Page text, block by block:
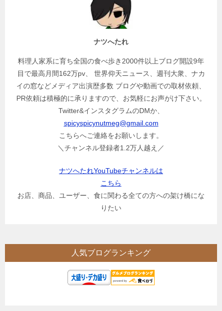
ナツへたれ
料理人家系に育ち全国の食べ歩き2000件以上ブログ開設9年
目で最高月間162万pv、 世界仰天ニュース、週刊大衆、ナカ
イの窓などメディア出演歴多数 ブログや動画での取材依頼、
PR依頼は積極的に承りますので、お気軽にお声がけ下さい。
Twitter&インスタグラムのDMか、
spicyspicynutmeg@gmail.com
こちらへご連絡をお願いします。
＼チャンネル登録者1.2万人越え／
ナツへたれYouTubeチャンネルは
こちら
お店、商品、ユーザー、食に関わる全ての方への架け橋にな
りたい
人気ブログランキング